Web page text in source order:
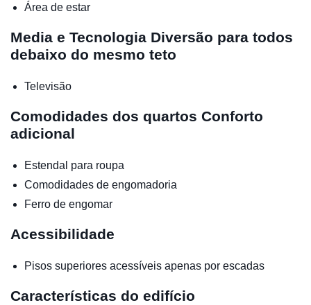
Área de estar
Media e Tecnologia Diversão para todos
debaixo do mesmo teto
Televisão
Comodidades dos quartos Conforto
adicional
Estendal para roupa
Comodidades de engomadoria
Ferro de engomar
Acessibilidade
Pisos superiores acessíveis apenas por escadas
Características do edifício